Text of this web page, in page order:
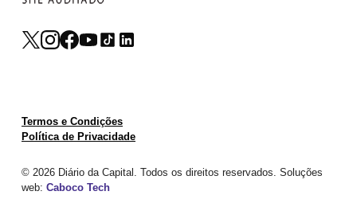
© 2026 Diário da Capital. Todos os direitos reservados. Soluções
web: Caboco Tech
Termos e Condições
Política de Privacidade